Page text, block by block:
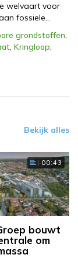
welvaart voor
fossiele…
grondstoffen,
, Kringloop,
Bekijk alles
00:43
bouwt
om